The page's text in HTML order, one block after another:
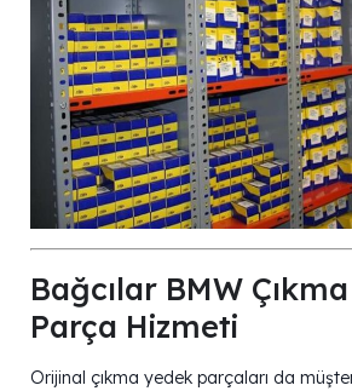
Bağcılar BMW
Parça Hizmeti
Orijinal çıkma yedek parçaları da